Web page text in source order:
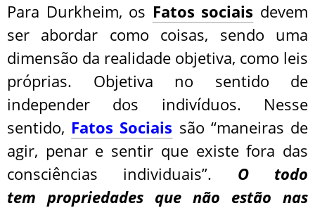
Para Durkheim, os Fatos sociais devem
ser abordar como coisas, sendo uma
dimensão da realidade objetiva, como leis
próprias. Objetiva no sentido de
independer dos indivíduos. Nesse
sentido, Fatos Sociais são “maneiras de
agir, penar e sentir que existe fora das
consciências individuais”. O todo
tem propriedades que não estão nas